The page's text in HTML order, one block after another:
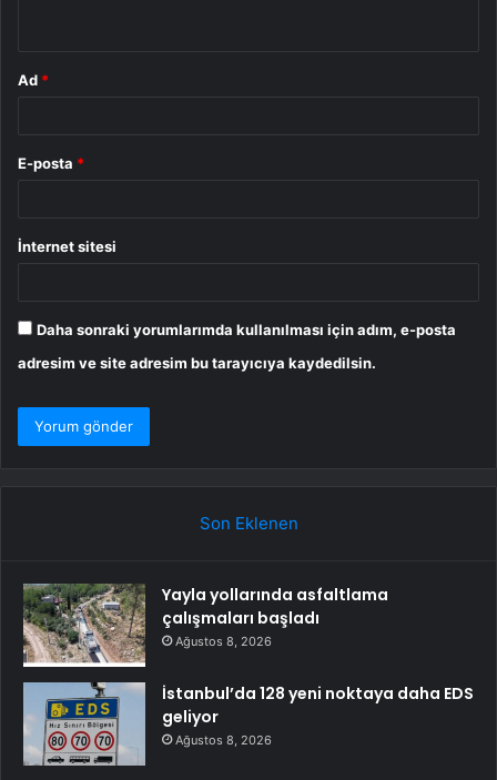
Ad *
E-posta *
İnternet sitesi
Daha sonraki yorumlarımda kullanılması için adım, e-posta
adresim ve site adresim bu tarayıcıya kaydedilsin.
Son Eklenen
Yayla yollarında asfaltlama
çalışmaları başladı
Ağustos 8, 2026
İstanbul’da 128 yeni noktaya daha EDS
geliyor
Ağustos 8, 2026